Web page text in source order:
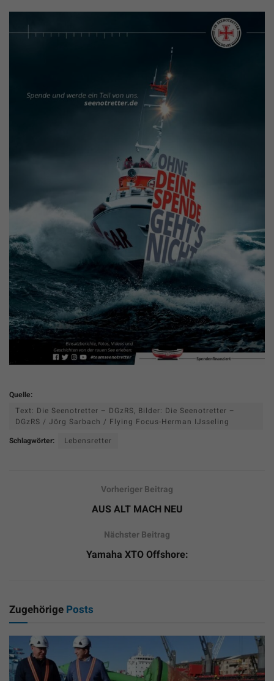
Quelle:
Text: Die Seenotretter – DGzRS, Bilder: Die Seenotretter –
DGzRS / Jörg Sarbach / Flying Focus-Herman IJsseling
Schlagwörter:
Lebensretter
Vorheriger Beitrag
AUS ALT MACH NEU
Nächster Beitrag
Yamaha XTO Offshore:
Zugehörige Posts